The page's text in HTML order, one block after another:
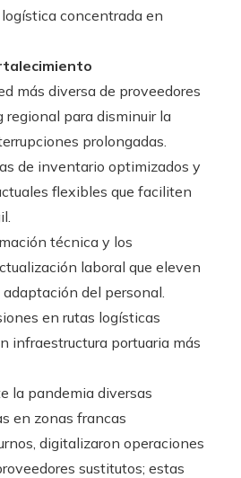
concentrada en
más diversa de proveedores
regional para disminuir la
prolongadas.
de inventario optimizados y
flexibles que faciliten
técnica y los
laboral que eleven
del personal.
en rutas logísticas
infraestructura portuaria más
la pandemia diversas
en zonas francas
digitalizaron operaciones
sustitutos; estas